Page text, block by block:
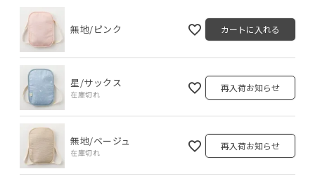
無地/ピンク カートに入れる
星/サックス
在庫切れ
再入荷お知らせ
無地/ベージュ
在庫切れ
再入荷お知らせ